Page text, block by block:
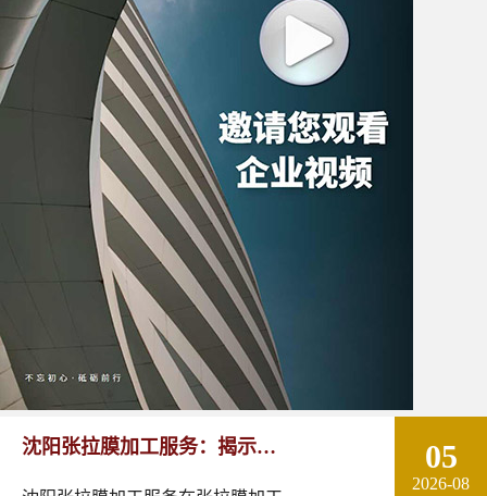
沈阳张拉膜加工服务：揭示张
拉膜加工的实用优势
05
2026-08